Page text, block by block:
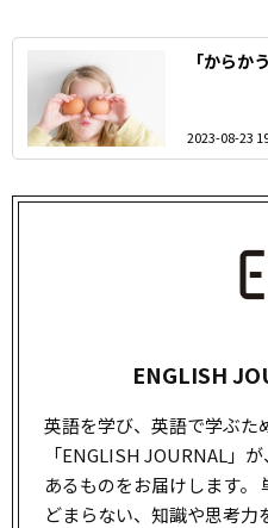
「からか
2023-08-23
ENGLISH
英語を学び、英語で学ぶた
「ENGLISH JOURNAL」
あるものをお届けします。
どまらない、知識や思考力